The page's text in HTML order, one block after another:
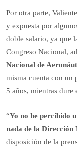
Por otra parte,
y expuesta por
doble salario, ya que
Congreso Nacional,
Nacional de
misma cuenta con un
5 años, mientras
“Yo no he percibido
nada de la
disposición de la